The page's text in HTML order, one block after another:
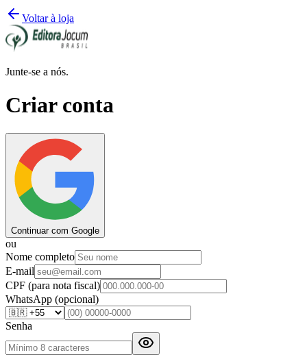
Voltar à loja
Junte-se a nós.
Criar conta
Continuar com Google
ou
Nome completo
E-mail
CPF (para nota fiscal)
WhatsApp (opcional)
Senha